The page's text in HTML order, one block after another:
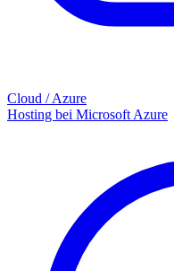
Cloud / Azure
Hosting bei Microsoft Azure